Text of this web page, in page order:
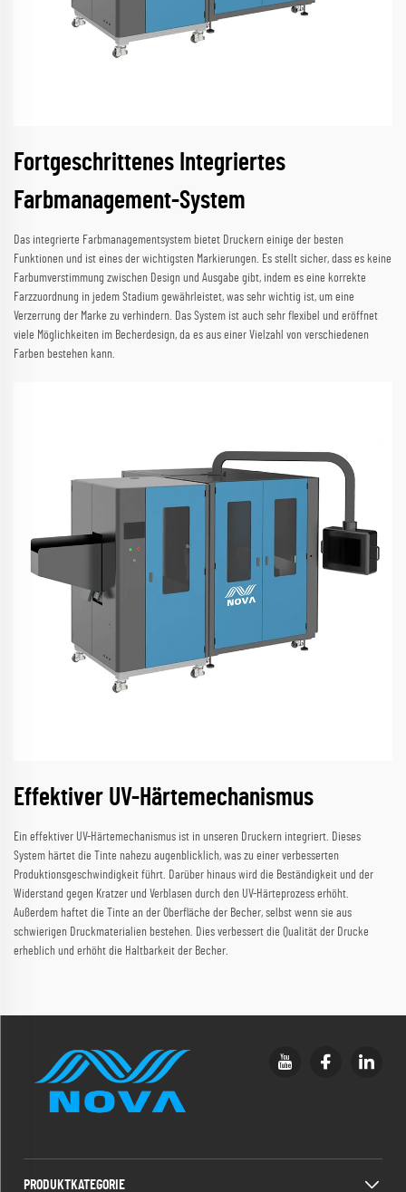
Fortgeschrittenes Integriertes
Farbmanagement-System
Das integrierte Farbmanagementsystem bietet Druckern einige der besten
Funktionen und ist eines der wichtigsten Markierungen. Es stellt sicher, dass es keine
Farbumverstimmung zwischen Design und Ausgabe gibt, indem es eine korrekte
Farzzuordnung in jedem Stadium gewährleistet, was sehr wichtig ist, um eine
Verzerrung der Marke zu verhindern. Das System ist auch sehr flexibel und eröffnet
viele Möglichkeiten im Becherdesign, da es aus einer Vielzahl von verschiedenen
Farben bestehen kann.
Effektiver UV-Härtemechanismus
Ein effektiver UV-Härtemechanismus ist in unseren Druckern integriert. Dieses
System härtet die Tinte nahezu augenblicklich, was zu einer verbesserten
Produktionsgeschwindigkeit führt. Darüber hinaus wird die Beständigkeit und der
Widerstand gegen Kratzer und Verblasen durch den UV-Härteprozess erhöht.
Außerdem haftet die Tinte an der Oberfläche der Becher, selbst wenn sie aus
schwierigen Druckmaterialien bestehen. Dies verbessert die Qualität der Drucke
erheblich und erhöht die Haltbarkeit der Becher.
PRODUKTKATEGORIE